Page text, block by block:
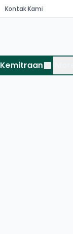
Kontak Kami
Kemitraan